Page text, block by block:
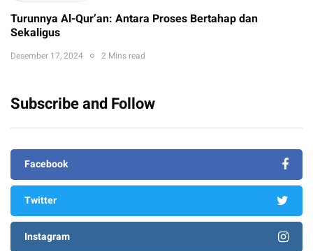
Turunnya Al-Qur’an: Antara Proses Bertahap dan
Sekaligus
Desember 17, 2024 2 Mins read
Subscribe and Follow
Facebook
Twitter
Instagram